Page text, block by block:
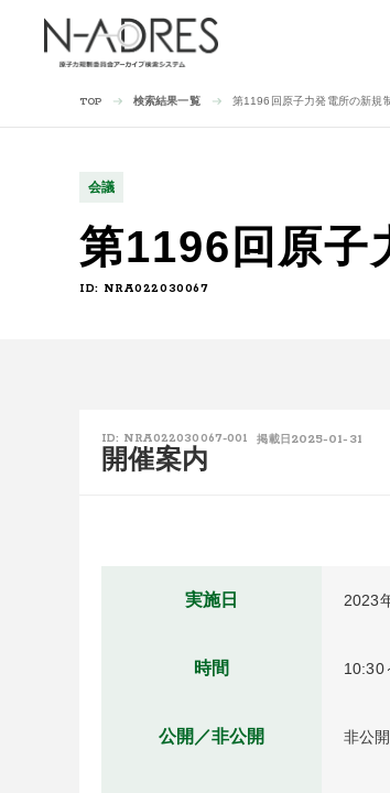
TOP 検索結果一覧 第1196回原子力発電所の新規
会議
第1196回原子
ID: NRA022030067
ID: NRA022030067-001 掲載日 2025-01-31
開催案内
実施日 2023
時間 10:30
公開／非公開 非公開